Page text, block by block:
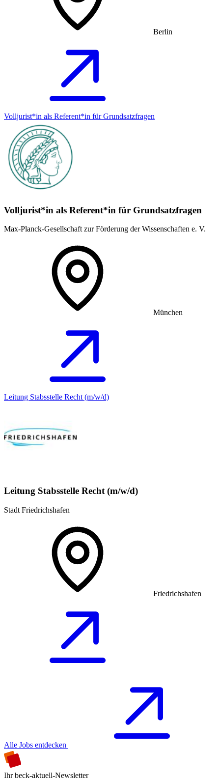
Berlin
Volljurist*in als Referent*in für Grundsatz­fragen
Volljurist*in als Referent*in für Grundsatz­fragen
Max-Planck-Gesellschaft zur Förderung der Wissenschaften e. V.
München
Leitung Stabsstelle Recht (m/w/d)
Leitung Stabsstelle Recht (m/w/d)
Stadt Friedrichshafen
Friedrichshafen
Alle Jobs entdecken
Ihr beck-aktuell-Newsletter